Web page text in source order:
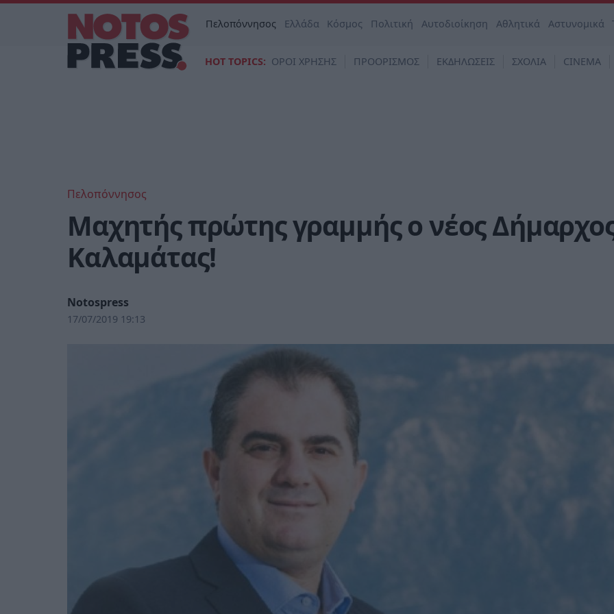
Πελοπόννησος Ελλάδα Κόσμος Πολιτική Αυτοδιοίκηση Αθλητικά Αστυνομικά
HOT TOPICS: ΟΡΟΙ ΧΡΗΣΗΣ ΠΡΟΟΡΙΣΜΟΣ ΕΚΔΗΛΩΣΕΙΣ ΣΧΟΛΙΑ CINEMA
Πελοπόννησος
Μαχητής πρώτης γραμμής ο νέος
Καλαμάτας!
Notospress
17/07/2019 19:13